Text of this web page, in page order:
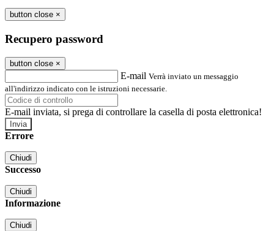
button close ×
Recupero password
button close ×
E-mail Verrà inviato un messaggio
all'indirizzo indicato con le istruzioni necessarie.
E-mail inviata, si prega di controllare la casella di posta elettronica!
Errore
Chiudi
Successo
Chiudi
Informazione
Chiudi